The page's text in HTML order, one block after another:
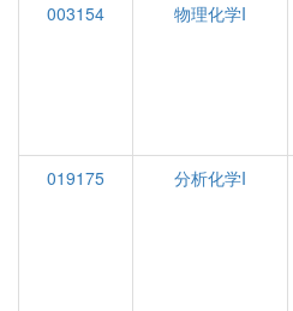
003154
物理化学I
019175
分析化学I